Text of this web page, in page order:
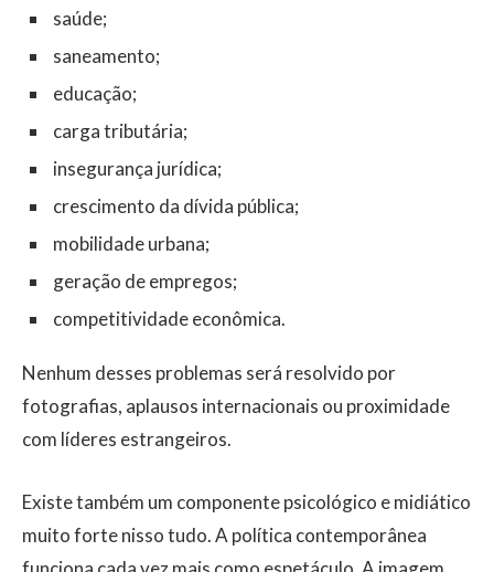
saúde;
saneamento;
educação;
carga tributária;
insegurança jurídica;
crescimento da dívida pública;
mobilidade urbana;
geração de empregos;
competitividade econômica.
Nenhum desses problemas será resolvido por
fotografias, aplausos internacionais ou proximidade
com líderes estrangeiros.
Existe também um componente psicológico e midiático
muito forte nisso tudo. A política contemporânea